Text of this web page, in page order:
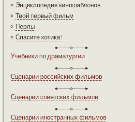
Энциклопедия киношаблонов
Твой первый фильм
Перлы
Спасите котика!
Учебники по драматургии
Сценарии российских фильмов
Сценарии советских фильмов
Сценарии иностранных фильмов